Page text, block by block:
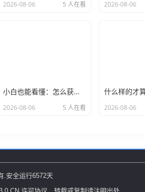
2026-08-06 5 人在看 2026-08-06
小白也能看懂：怎么获取代理ip和端口号，一步步教会你
2026-08-06 5 人在看 2026-08-06
.安全运行6572天